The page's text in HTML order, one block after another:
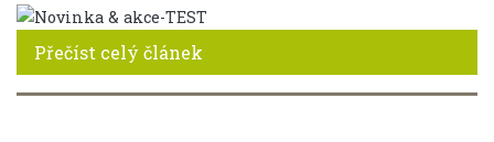
Přečíst celý článek